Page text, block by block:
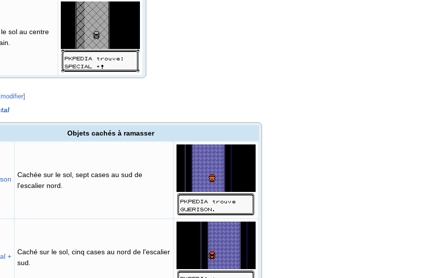
sol au centre
modifier]
Objets cachés à ramasser
Cachée sur le sol, sept cases au sud de
l'escalier nord.
+
Caché sur le sol, cinq cases au nord de l'escalier
sud.